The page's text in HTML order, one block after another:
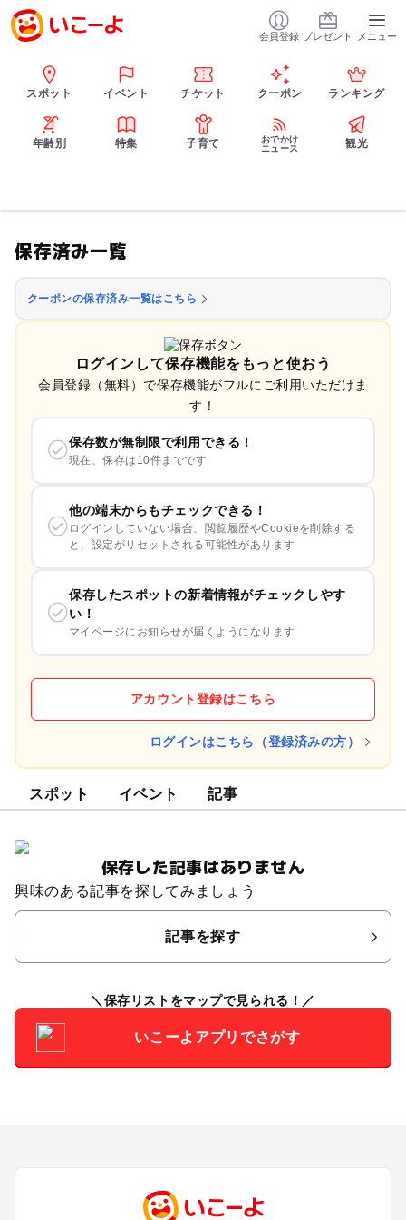
会員登録 プレゼント メニュー
スポット イベント チケット クーポン ランキング
年齢別 特集 子育て
おでかけ
ニュース
観光
保存済み一覧
クーポンの保存済み一覧はこちら
ログインして保存機能をもっと使おう
会員登録（無料）で保存機能がフルにご利用いただけま
す！
保存数が無制限で利用できる！
現在、保存は10件までです
他の端末からもチェックできる！
ログインしていない場合、閲覧履歴やCookieを削除する
と、設定がリセットされる可能性があります
保存したスポットの新着情報がチェックしやす
い！
マイページにお知らせが届くようになります
アカウント登録はこちら
ログインはこちら（登録済みの方）
スポット イベント 記事
保存した記事はありません
興味のある記事を探してみましょう
記事を探す
保存リストをマップで見られる！
いこーよアプリでさがす